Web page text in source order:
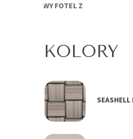
PRAWY FOTEL Z
KOLORY